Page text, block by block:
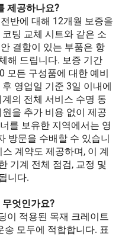
제공하나요?
반에 대해 12개월 보증을
팅 교체 시트와 같은 소
결함이 있는 부품은 항
해 드립니다. 보증 기간
모든 구성품에 대한 예비
영업일 기준 3일 이내에
의 전체 서비스 수명 동
을 추가 비용 없이 제공
를 보유한 지역에서는 영
방문을 수배할 수 있습니
계약도 제공하며, 이 계
기계 전체 점검, 교정 및
니다.
엇인가요?
이 적용된 목재 크레이트
송 모두에 적합합니다. 표